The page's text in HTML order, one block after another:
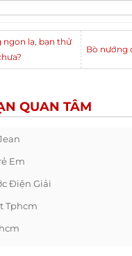
ngon lạ, bạn thử
Bò nướng
QUAN TÂM
Em
Điện Giải
Tphcm